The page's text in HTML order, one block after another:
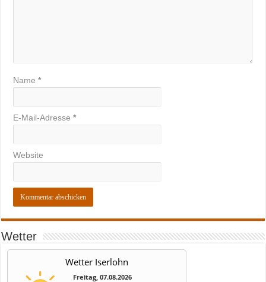
Name*
E-Mail-Adresse*
Website
Wetter
Wetter Iserlohn
Freitag, 07.08.2026